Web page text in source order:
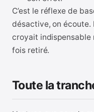
C’est le réflexe de
désactive, on écoute.
croyait indispensable
fois retiré.
Toute la